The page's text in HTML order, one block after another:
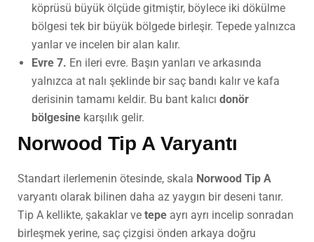
köprüsü büyük ölçüde gitmiştir, böylece iki dökülme
bölgesi tek bir büyük bölgede birleşir. Tepede yalnızca
yanlar ve incelen bir alan kalır.
Evre 7. En ileri evre. Başın yanları ve arkasında
yalnızca at nalı şeklinde bir saç bandı kalır ve kafa
derisinin tamamı keldir. Bu bant kalıcı donör
bölgesine karşılık gelir.
Norwood Tip A Varyantı
Standart ilerlemenin ötesinde, skala Norwood Tip A
varyantı olarak bilinen daha az yaygın bir deseni tanır.
Tip A kellikte, şakaklar ve tepe ayrı ayrı incelip sonradan
birleşmek yerine, saç çizgisi önden arkaya doğru